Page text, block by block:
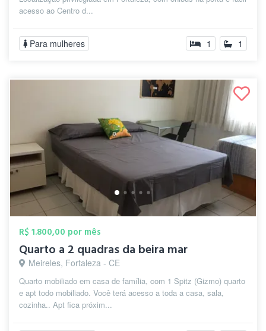
acesso ao Centro d...
Para mulheres 1 1
R$ 1.800,00 por mês
Quarto a 2 quadras da beira mar
Meireles, Fortaleza - CE
Quarto mobiliado em casa de família, com 1 Spitz (Gizmo) quarto
e apt todo mobiliado. Você terá acesso a toda a casa, sala,
cozinha.. Apt fica próxim...